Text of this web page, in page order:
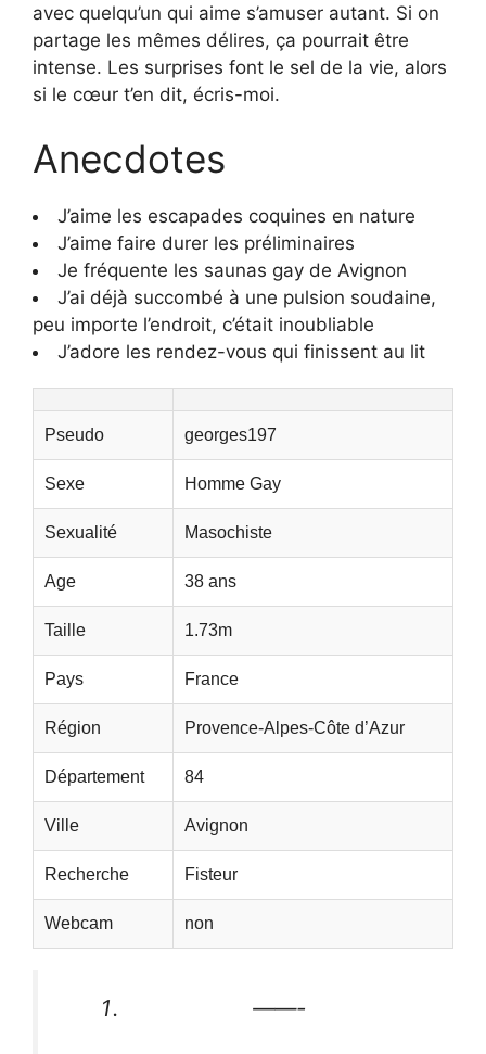
avec quelqu’un qui aime s’amuser autant. Si on
partage les mêmes délires, ça pourrait être
intense. Les surprises font le sel de la vie, alors
si le cœur t’en dit, écris-moi.
Anecdotes
J’aime les escapades coquines en nature
J’aime faire durer les préliminaires
Je fréquente les saunas gay de Avignon
J’ai déjà succombé à une pulsion soudaine,
peu importe l’endroit, c’était inoubliable
J’adore les rendez-vous qui finissent au lit
Pseudo georges197
Sexe Homme Gay
Sexualité Masochiste
Age 38 ans
Taille 1.73m
Pays France
Région Provence-Alpes-Côte d’Azur
Département 84
Ville Avignon
Recherche Fisteur
Webcam non
——-